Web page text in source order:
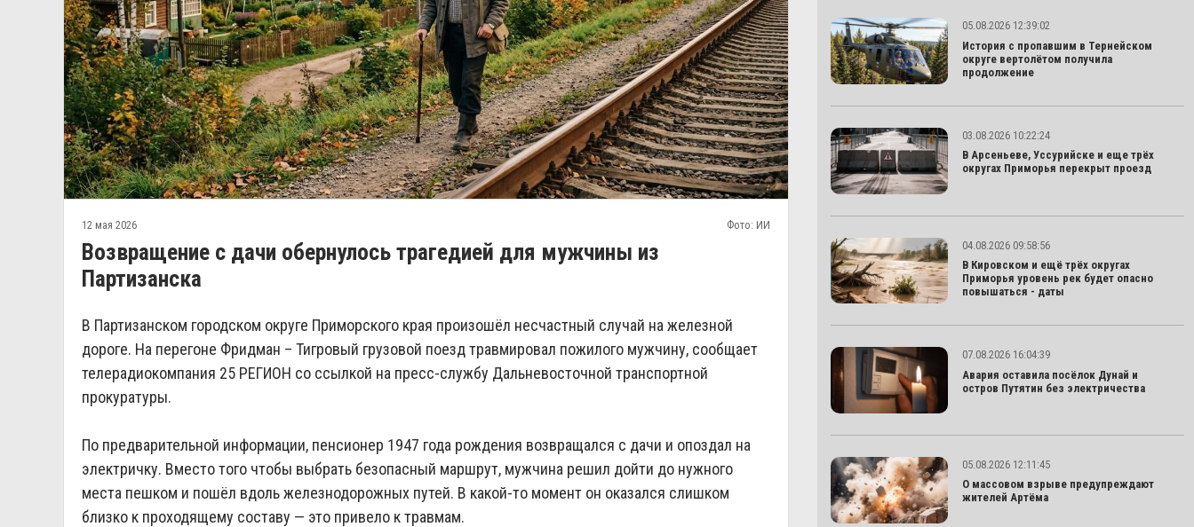
12 мая 2026 Фото: ИИ
Возвращение с дачи обернулось трагедией для мужчины из
Партизанска
В Партизанском городском округе Приморского края произошёл несчастный случай на железной
дороге. На перегоне Фридман – Тигровый грузовой поезд травмировал пожилого мужчину, сообщает
телерадиокомпания 25 РЕГИОН со ссылкой на пресс-службу Дальневосточной транспортной
прокуратуры.
По предварительной информации, пенсионер 1947 года рождения возвращался с дачи и опоздал на
электричку. Вместо того чтобы выбрать безопасный маршрут, мужчина решил дойти до нужного
места пешком и пошёл вдоль железнодорожных путей. В какой‑то момент он оказался слишком
близко к проходящему составу — это привело к травмам.
05.08.2026 12:39:02
История с пропавшим в Тернейском
округе вертолётом получила
продолжение
03.08.2026 10:22:24
В Арсеньеве, Уссурийске и еще трёх
округах Приморья перекрыт проезд
04.08.2026 09:58:56
В Кировском и ещё трёх округах
Приморья уровень рек будет опасно
повышаться - даты
07.08.2026 16:04:39
Авария оставила посёлок Дунай и
остров Путятин без электричества
05.08.2026 12:11:45
О массовом взрыве предупреждают
жителей Артёма